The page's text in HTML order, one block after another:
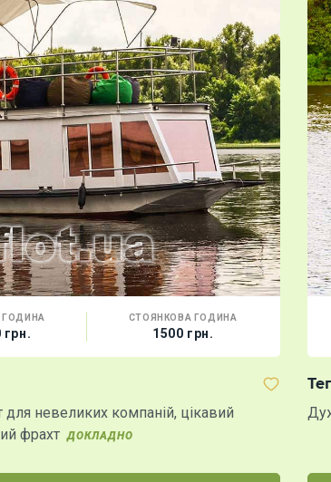
грн.
СТОЯНКОВА ГОДИНА
1500 грн.
для невеликих компаній, цікавий
фрахт ДОКЛАДНО